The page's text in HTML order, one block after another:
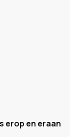
erop en eraan